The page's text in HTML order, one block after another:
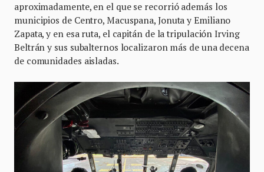
aproximadamente, en el que se recorrió además los
municipios de Centro, Macuspana, Jonuta y Emiliano
Zapata, y en esa ruta, el capitán de la tripulación Irving
Beltrán y sus subalternos localizaron más de una decena
de comunidades aisladas.